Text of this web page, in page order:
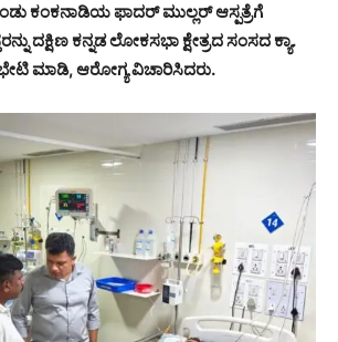
ಕಂಕನಾಡಿಯ ಫಾದರ್ ಮುಲ್ಲರ್ ಆಸ್ಪತ್ರೆಗೆ
ದಕ್ಷಿಣ ಕನ್ನಡ ಲೋಕಸಭಾ ಕ್ಷೇತ್ರದ ಸಂಸದ ಕ್ಯಾ.
ಮಾಡಿ, ಆರೋಗ್ಯ ವಿಚಾರಿಸಿದರು.